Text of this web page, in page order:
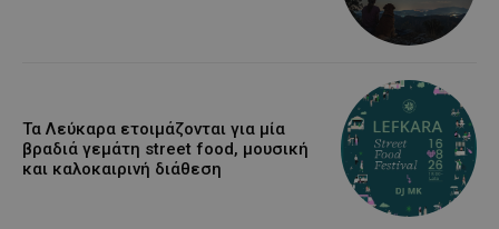
Τα Λεύκαρα ετοιμάζονται για μία
βραδιά γεμάτη street food, μουσική
και καλοκαιρινή διάθεση